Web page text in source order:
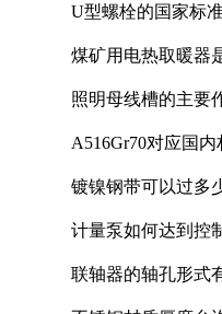
U型螺栓的国家标
煤矿用电热取暖器
照明母线槽的主要
A516Gr70对应国
镀镍钢带可以过多
计量泵如何达到控
联轴器的轴孔形式